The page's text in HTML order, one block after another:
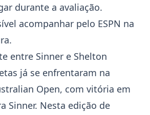
durante a avaliação.
acompanhar pelo ESPN na
entre Sinner e Shelton
já se enfrentaram na
Open, com vitória em
Sinner. Nesta edição de